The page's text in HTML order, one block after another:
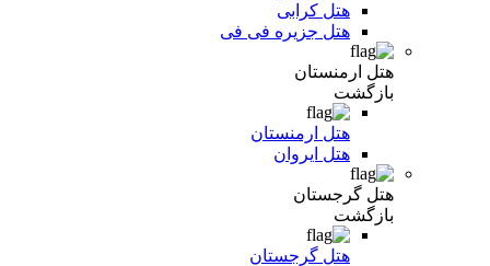
هتل کرابی
هتل جزیره فی فی
هتل ارمنستان
بازگشت
هتل ارمنستان
هتل ایروان
هتل گرجستان
بازگشت
هتل گرجستان